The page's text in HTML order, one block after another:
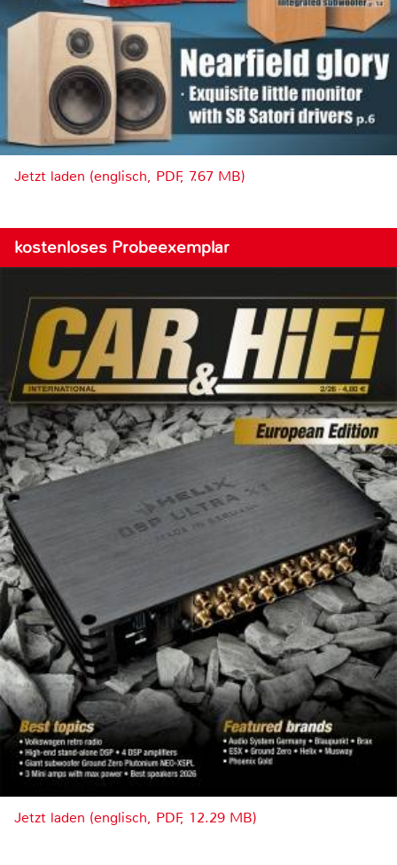
Jetzt laden (englisch, PDF, 7.67 MB)
kostenloses Probeexemplar
Jetzt laden (englisch, PDF, 12.29 MB)